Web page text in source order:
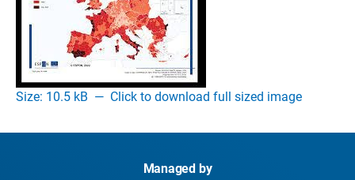
Size: 10.5 kB — Click to download full sized image
Managed by